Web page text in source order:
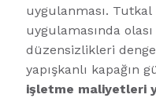
uygulanması. Tutkal
uygulamasında
düzensizlikleri
yapışkanlı kapağın
işletme maliyetleri